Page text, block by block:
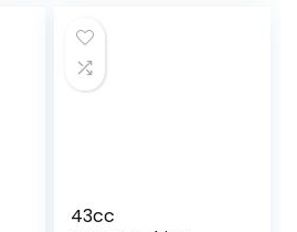
m, zwart/zilver…
43cc